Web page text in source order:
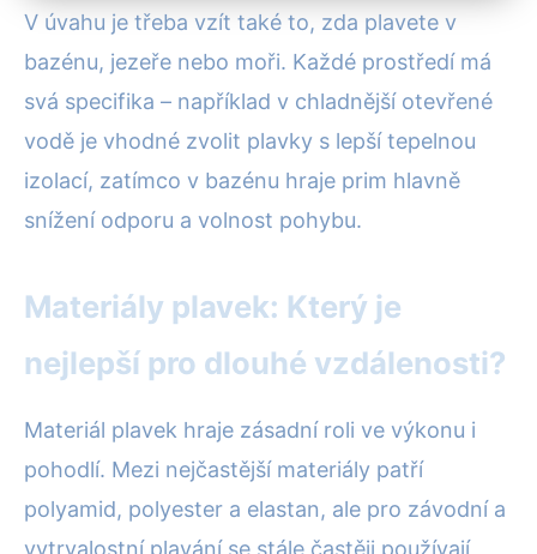
V úvahu je třeba vzít také to, zda plavete v
bazénu, jezeře nebo moři. Každé prostředí má
svá specifika – například v chladnější otevřené
vodě je vhodné zvolit plavky s lepší tepelnou
izolací, zatímco v bazénu hraje prim hlavně
snížení odporu a volnost pohybu.
Materiály plavek: Který je
nejlepší pro dlouhé vzdálenosti?
Materiál plavek hraje zásadní roli ve výkonu i
pohodlí. Mezi nejčastější materiály patří
polyamid, polyester a elastan, ale pro závodní a
vytrvalostní plavání se stále častěji používají